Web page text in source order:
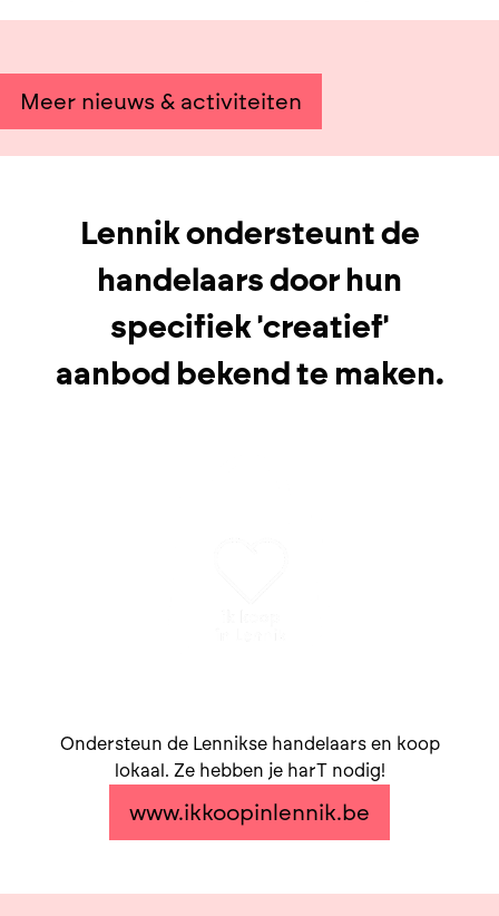
doegroep.
Meer nieuws & activiteiten
Lennik ondersteunt de
handelaars door hun
specifiek 'creatief'
aanbod bekend te maken.
Ondersteun de Lennikse handelaars en koop
lokaal. Ze hebben je harT nodig!
www.ikkoopinlennik.be